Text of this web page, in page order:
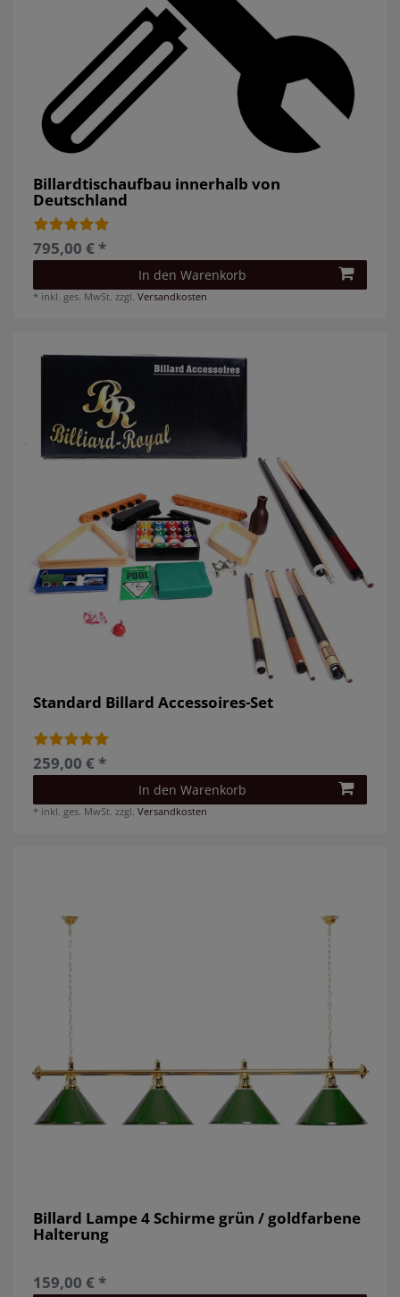
Billardtischaufbau innerhalb von
Deutschland
795,00 € *
In den Warenkorb
* inkl. ges. MwSt. zzgl.Versandkosten
Standard Billard Accessoires-Set
259,00 € *
In den Warenkorb
* inkl. ges. MwSt. zzgl.Versandkosten
Billard Lampe 4 Schirme grün / goldfarbene
Halterung
159,00 € *